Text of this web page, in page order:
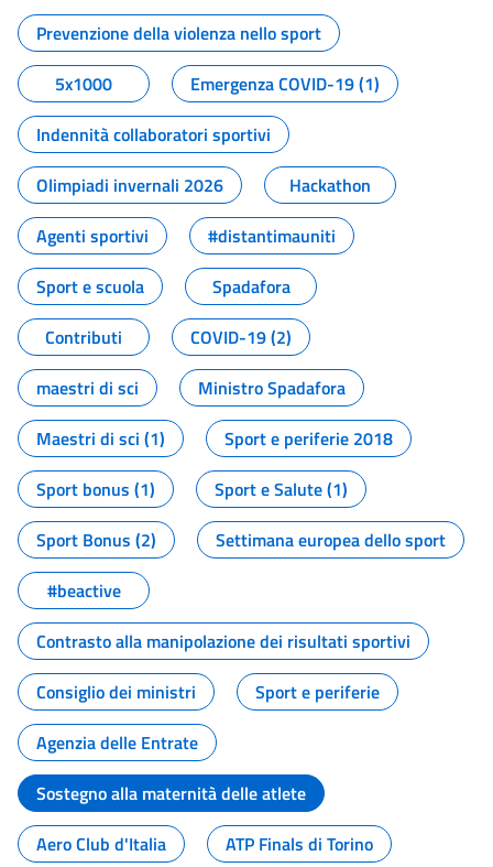
Tutti i contenuti della pagina
Prevenzione della violenza nello sport
5x1000
Emergenza COVID-19 (1)
Indennità collaboratori sportivi
Olimpiadi invernali 2026
Hackathon
Agenti sportivi
#distantimauniti
Sport e scuola
Spadafora
Contributi
COVID-19 (2)
maestri di sci
Ministro Spadafora
Maestri di sci (1)
Sport e periferie 2018
Sport bonus (1)
Sport e Salute (1)
Sport Bonus (2)
Settimana europea dello sport
#beactive
Contrasto alla manipolazione dei risultati sportivi
Consiglio dei ministri
Sport e periferie
Agenzia delle Entrate
Sostegno alla maternità delle atlete
Aero Club d'Italia
ATP Finals di Torino